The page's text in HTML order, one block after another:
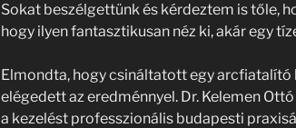
Sokat beszélgettünk és kérdeztem is tőle,
hogy ilyen fantasztikusan néz ki, akár egy
Elmondta, hogy csináltatott egy arcfiatalító
elégedett az eredménnyel. Dr. Kelemen
a kezelést professzionális budapesti